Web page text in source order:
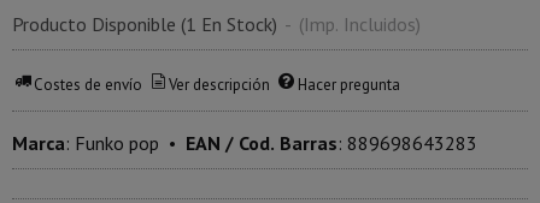
Producto Disponible (1 En Stock) - (Imp. Incluidos)
Costes de envío Ver descripción Hacer pregunta
Marca: Funko pop • EAN / Cod. Barras: 889698643283